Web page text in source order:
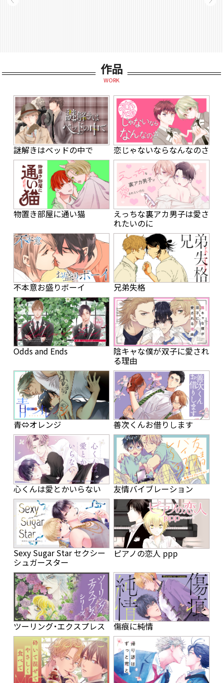
作品
WORK
謎解きはベッドの中で 恋じゃないならなんなのさ
物置き部屋に通い猫 えっちな裏アカ男子は愛さ
れたいのに
不本意お盛りボーイ 兄弟失格
Odds and Ends 陰キャな僕が双子に愛され
る理由
青⇔オレンジ 善次くんお借りします
心くんは愛とかいらない 友情バイブレーション
Sexy Sugar Star セクシー
シュガースター
ピアノの恋人 ppp
ツーリング・エクスプレス 傷痕に純情